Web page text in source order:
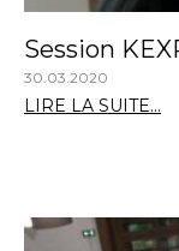
Session
30.03.2020
LIRE LA SUITE...